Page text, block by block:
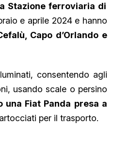
Stazione ferroviaria di
e aprile 2024 e hanno
Capo d’Orlando e
consentendo agli
usando scale o persino
una Fiat Panda presa a
per il trasporto.